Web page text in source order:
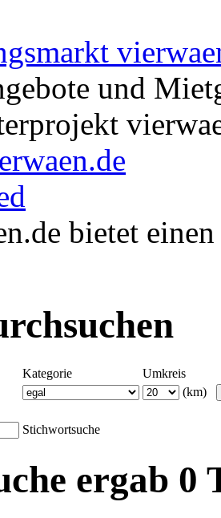
und
bietet
Kategorie
Umkreis
(km)
Stichwortsuche
ergab 0